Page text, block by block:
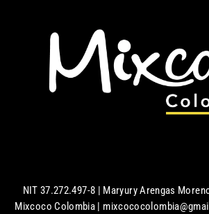
NIT 37.272.497-8 | Maryury Arengas
Mixcoco Colombia |